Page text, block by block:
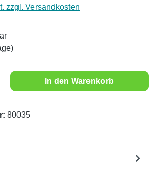
zzgl. Versandkosten
Gib den gewünschten
In den Warenkorb
80035